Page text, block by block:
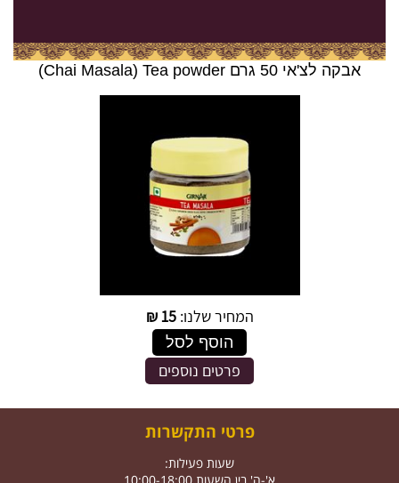
אבקה לצ'אי 50 גרם Chai Masala) Tea powder)
המחיר שלנו:15
₪
הוסף לסל
פרטים נוספים
פרטי התקשרות
שעות פעילות: